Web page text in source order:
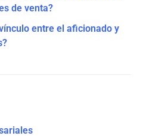
de venta?
entre el aficionado y